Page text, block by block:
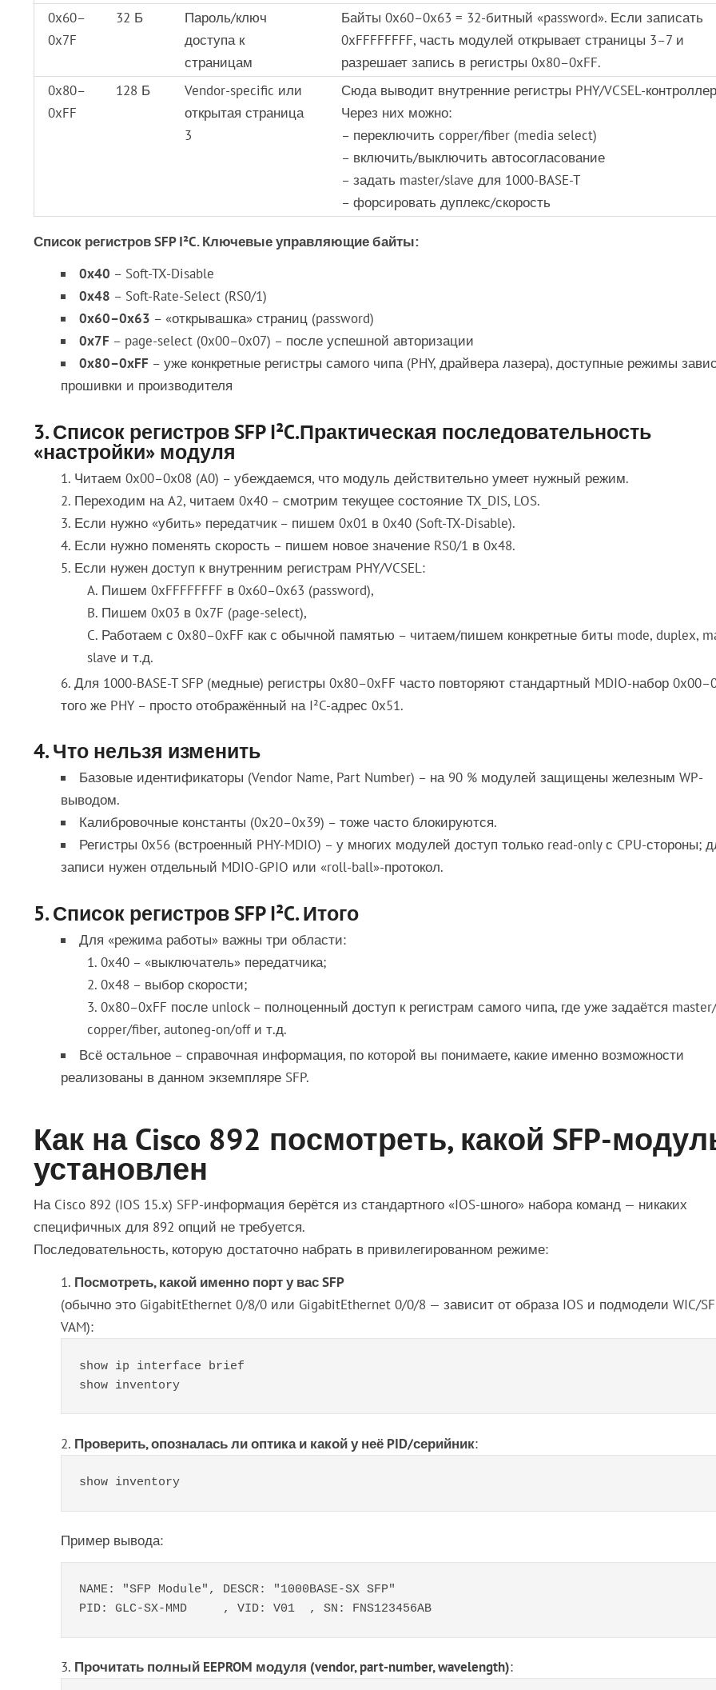
0x60–
0x7F
32 Б
Пароль/ключ
доступа к
страницам
Байты 0x60–0x63 = 32-битный «password». Если записать
0xFFFFFFFF, часть модулей открывает страницы 3–7 и
разрешает запись в регистры 0x80–0xFF.
0x80–
0xFF
128 Б
Vendor-specific или
открытая страница
3
Сюда выводит внутренние регистры PHY/VCSEL-
Через них можно:
– переключить copper/fiber (media select)
– включить/выключить автосогласование
– задать master/slave для 1000-BASE-T
– форсировать дуплекс/скорость
Список регистров SFP I²C. Ключевые управляющие байты:
0x40 – Soft-TX-Disable
0x48 – Soft-Rate-Select (RS0/1)
0x60–0x63 – «открывашка» страниц (password)
0x7F – page-select (0x00–0x07) – после успешной авторизации
0x80–0xFF – уже конкретные регистры самого чипа (PHY, драйвера лазера), доступные режимы
прошивки и производителя
3. Список регистров SFP I²C.Практическая последовательность
«настройки» модуля
Читаем 0x00–0x08 (A0) – убеждаемся, что модуль действительно умеет нужный режим.
Переходим на A2, читаем 0x40 – смотрим текущее состояние TX_DIS, LOS.
Если нужно «убить» передатчик – пишем 0x01 в 0x40 (Soft-TX-Disable).
Если нужно поменять скорость – пишем новое значение RS0/1 в 0x48.
Если нужен доступ к внутренним регистрам PHY/VCSEL:
Пишем 0xFFFFFFFF в 0x60–0x63 (password),
Пишем 0x03 в 0x7F (page-select),
Работаем с 0x80–0xFF как с обычной памятью – читаем/пишем конкретные биты mode, duplex,
slave и т.д.
Для 1000-BASE-T SFP (медные) регистры 0x80–0xFF часто повторяют стандартный MDIO-набор
того же PHY – просто отображённый на I²C-адрес 0x51.
4. Что нельзя изменить
Базовые идентификаторы (Vendor Name, Part Number) – на 90 % модулей защищены железным WP-
выводом.
Калибровочные константы (0x20–0x39) – тоже часто блокируются.
Регистры 0x56 (встроенный PHY-MDIO) – у многих модулей доступ только read-only с CPU-стороны;
записи нужен отдельный MDIO-GPIO или «roll-ball»-протокол.
5. Список регистров SFP I²C. Итого
Для «режима работы» важны три области:
0x40 – «выключатель» передатчика;
0x48 – выбор скорости;
0x80–0xFF после unlock – полноценный доступ к регистрам самого чипа, где уже задаётся
copper/fiber, autoneg-on/off и т.д.
Всё остальное – справочная информация, по которой вы понимаете, какие именно возможности
реализованы в данном экземпляре SFP.
Как на Cisco 892 посмотреть, какой SFP-
установлен
На Cisco 892 (IOS 15.x) SFP-информация берётся из стандартного «IOS-шного» набора команд — никаких
специфичных для 892 опций не требуется.
Последовательность, которую достаточно набрать в привилегированном режиме:
Посмотреть, какой именно порт у вас SFP
(обычно это GigabitEthernet 0/8/0 или GigabitEthernet 0/0/8 — зависит от образа IOS и подмодели WIC/
VAM):
show ip interface brief
show inventory
Проверить, опозналась ли оптика и какой у неё PID/серийник:
show inventory
Пример вывода:
NAME: "SFP Module", DESCR: "1000BASE-SX SFP"
PID: GLC-SX-MMD     , VID: V01  , SN: FNS123456AB
Прочитать полный EEPROM модуля (vendor, part-number, wavelength):